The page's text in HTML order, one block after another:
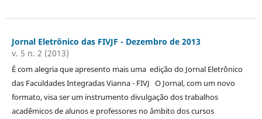
Jornal Eletrônico das FIVJF - Dezembro de 2013
v. 5 n. 2 (2013)
É com alegria que apresento mais uma edição do Jornal Eletrônico
das Faculdades Integradas Vianna - FIVJ O Jornal, com um novo
formato, visa ser um instrumento divulgação dos trabalhos
acadêmicos de alunos e professores no âmbito dos cursos